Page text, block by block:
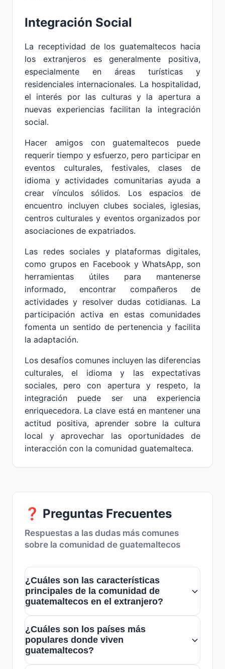
Integración Social
La receptividad de los guatemaltecos hacia
los extranjeros es generalmente positiva,
especialmente en áreas turísticas y
residenciales internacionales. La hospitalidad,
el interés por las culturas y la apertura a
nuevas experiencias facilitan la integración
social.
Hacer amigos con guatemaltecos puede
requerir tiempo y esfuerzo, pero participar en
eventos culturales, festivales, clases de
idioma y actividades comunitarias ayuda a
crear vínculos sólidos. Los espacios de
encuentro incluyen clubes sociales, iglesias,
centros culturales y eventos organizados por
asociaciones de expatriados.
Las redes sociales y plataformas digitales,
como grupos en Facebook y WhatsApp, son
herramientas útiles para mantenerse
informado, encontrar compañeros de
actividades y resolver dudas cotidianas. La
participación activa en estas comunidades
fomenta un sentido de pertenencia y facilita
la adaptación.
Los desafíos comunes incluyen las diferencias
culturales, el idioma y las expectativas
sociales, pero con apertura y respeto, la
integración puede ser una experiencia
enriquecedora. La clave está en mantener una
actitud positiva, aprender sobre la cultura
local y aprovechar las oportunidades de
interacción con la comunidad guatemalteca.
❓ Preguntas Frecuentes
Respuestas a las dudas más comunes
sobre la comunidad de guatemaltecos
¿Cuáles son las características
principales de la comunidad de
guatemaltecos en el extranjero?
extranjero es solidaria, con un fuerte
sentido de identidad cultural y tradición.
Muchos participan activamente en
¿Cuáles son los países más
populares donde viven
guatemaltecos?